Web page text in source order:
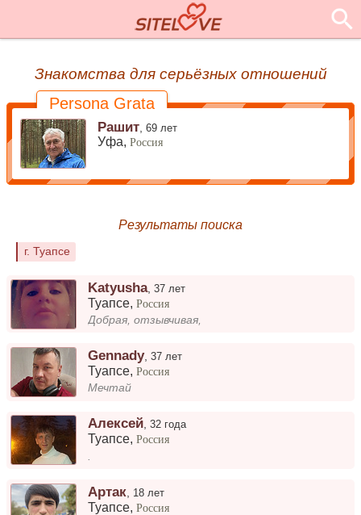
Знакомства для серьёзных отношений
Persona Grata
Рашит ,69 лет
Уфа,Россия
Результаты поиска
г. Туапсе
Katyusha,37 лет
Туапсе,Россия
Добрая, отзывчивая,
Gennady,37 лет
Туапсе,Россия
Мечтай
Алексей,32 года
Туапсе,Россия
Артак 18 лет
Туапсе,Россия